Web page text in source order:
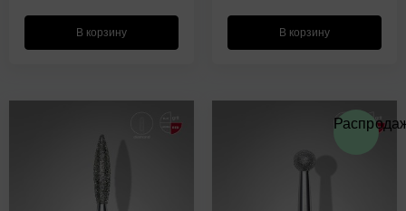
В корзину В корзину
цена
составляла
€7.08.
Текущая
цена:
€5.70.